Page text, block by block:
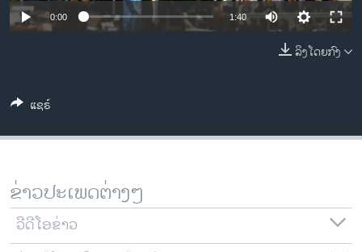
ຊຸມຊົນຊາວລາວ
ວິທະຍາສາດ-ເທັກໂນໂລຈີ
ພາສາອັງກິດ
ລາຍການກະຈາຍສຽງ
ລາຍງານ
ຕິດຕາມພວກເຮົາ ທີ່
0:00 1:40
ລິງໂດຍກົງ
ແຊຣ໌
ຂ່າວປະເພດຕ່າງໆ
ວີດີໂອຂ່າວ